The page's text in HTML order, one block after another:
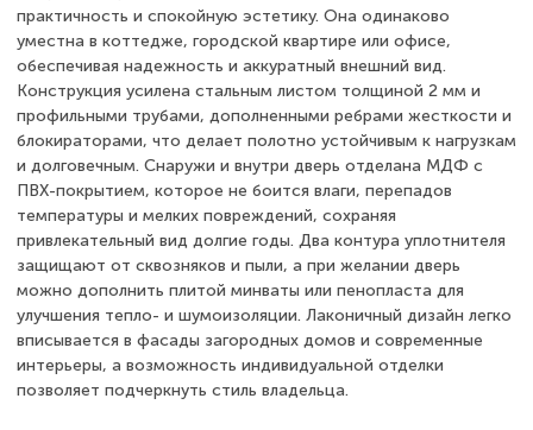
практичность и спокойную эстетику. Она одинаково
уместна в коттедже, городской квартире или офисе,
обеспечивая надежность и аккуратный внешний вид.
Конструкция усилена стальным листом толщиной 2 мм и
профильными трубами, дополненными ребрами жесткости и
блокираторами, что делает полотно устойчивым к нагрузкам
и долговечным. Снаружи и внутри дверь отделана МДФ с
ПВХ-покрытием, которое не боится влаги, перепадов
температуры и мелких повреждений, сохраняя
привлекательный вид долгие годы. Два контура уплотнителя
защищают от сквозняков и пыли, а при желании дверь
можно дополнить плитой минваты или пенопласта для
улучшения тепло- и шумоизоляции. Лаконичный дизайн легко
вписывается в фасады загородных домов и современные
интерьеры, а возможность индивидуальной отделки
позволяет подчеркнуть стиль владельца.